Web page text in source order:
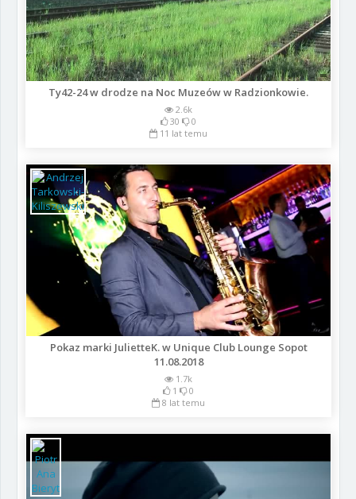
Ty42-24 w drodze na Noc Muzeów w Radzionkowie.
2.6k
30
0
11 lat temu
Pokaz marki JulietteK. w Unique Club Lounge Sopot
11.08.2018
1.7k
1
0
8 lat temu